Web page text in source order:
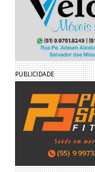
PUBLICIDADE